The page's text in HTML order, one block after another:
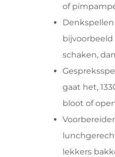
of
Denkspellen
schaken,
gaat het,
bloot of
lekkers